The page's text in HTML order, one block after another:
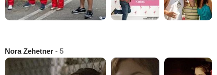
Nora Zehetner - 5